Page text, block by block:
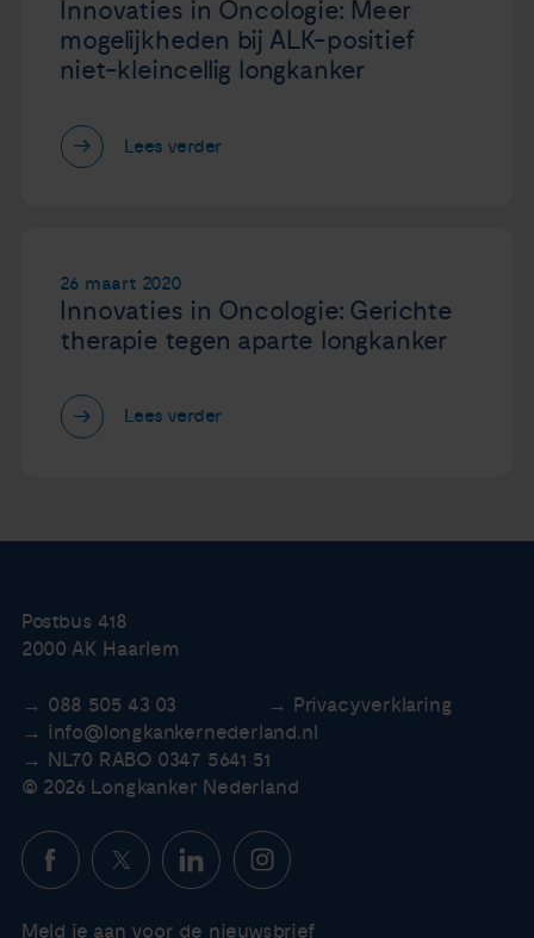
Innovaties in Oncologie: Meer
mogelijkheden bij ALK-positief
niet-kleincellig longkanker
Lees verder
26 maart 2020
Innovaties in Oncologie: Gerichte
therapie tegen aparte longkanker
Lees verder
Postbus 418
2000 AK Haarlem
088 505 43 03
Privacyverklaring
info@longkankernederland.nl
NL70 RABO 0347 5641 51
© 2026 Longkanker Nederland
Meld je aan voor de nieuwsbrief